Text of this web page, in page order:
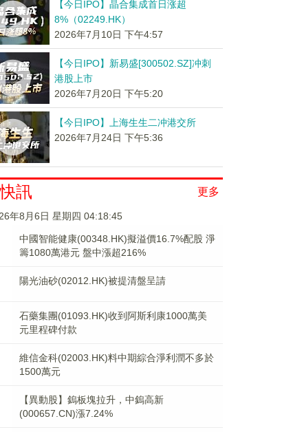
【今日IPO】晶合集成首日涨超
8%（02249.HK）
2026年7月10日 下午4:57
【今日IPO】新易盛[300502.SZ]冲刺
港股上市
2026年7月20日 下午5:20
【今日IPO】上海生生二冲港交所
2026年7月24日 下午5:36
更多
快訊
年8月6日 星期四 04:18:45
中國智能健康(00348.HK)擬溢價16.7%配股 淨
籌1080萬港元 ​​​​​​​盤中漲超216%
陽光油砂(02012.HK)被提清盤呈請
石藥集團(01093.HK)收到阿斯利康1000萬美
元里程碑付款
維信金科(02003.HK)料中期綜合淨利潤不多於
1500萬元
【異動股】鎢板塊拉升，中鎢高新
(000657.CN)漲7.24%